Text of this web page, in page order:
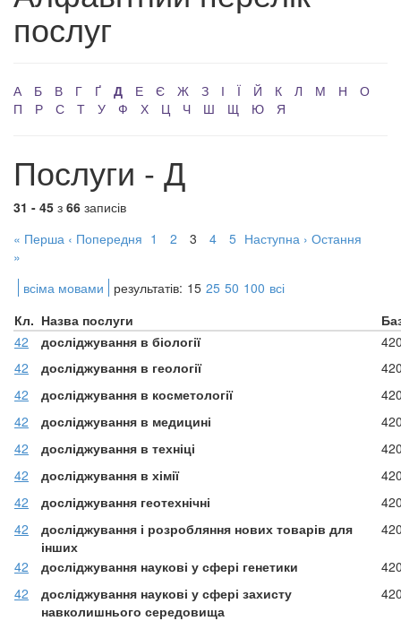
послуг
А Б В Г Ґ Д Е Є Ж З І Ї Й К Л М Н
О
П
Р С Т У Ф Х Ц Ч Ш Щ Ю Я
Послуги - Д
31 - 45 з 66 записів
« Перша ‹ Попередня 1 2 3 4 5 Наступна › Остання
»
всіма мовами
результатів: 15 25 50 100 всі
Кл. Назва послуги
42
досліджування в біології
42
досліджування в геології
42
досліджування в косметології
42
досліджування в медицині
42
досліджування в техніці
42
досліджування в хімії
42
досліджування геотехнічні
42
досліджування і розробляння нових товарів для
інших
42 досліджування наукові у сфері генетики
42
досліджування наукові у сфері захисту
навколишнього середовища